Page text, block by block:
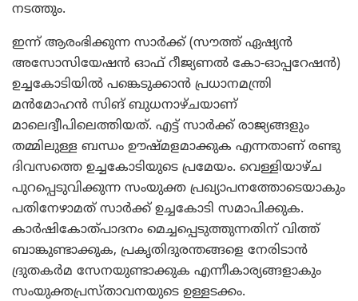
നടത്തും.
ഇന്ന് ആരംഭിക്കുന്ന സാര്‍ക്ക് (സൗത്ത് ഏഷ്യന്‍
അസോസിയേഷന്‍ ഓഫ് റീജ്യണല്‍ കോ-ഓപ്പറേഷന്‍)
ഉച്ചകോടിയില്‍ പങ്കെടുക്കാന്‍ പ്രധാനമന്ത്രി
മന്‍മോഹന്‍ സിങ് ബുധനാഴ്ചയാണ്
മാലെദ്വീപിലെത്തിയത്. എട്ട് സാര്‍ക്ക് രാജ്യങ്ങളും
തമ്മിലുള്ള ബന്ധം ഊഷ്മളമാക്കുക എന്നതാണ് രണ്ടു
ദിവസത്തെ ഉച്ചകോടിയുടെ പ്രമേയം. വെള്ളിയാഴ്ച
പുറപ്പെടുവിക്കുന്ന സംയുക്ത പ്രഖ്യാപനത്തോടെയാകും
പതിനേഴാമത് സാര്‍ക്ക് ഉച്ചകോടി സമാപിക്കുക.
കാര്‍ഷികോത്പാദനം മെച്ചപ്പെടുത്തുന്നതിന് വിത്ത്
ബാങ്കുണ്ടാക്കുക, പ്രകൃതിദുരന്തങ്ങളെ നേരിടാന്‍
ദ്രുതകര്‍മ സേനയുണ്ടാക്കുക എന്നീകാര്യങ്ങളാകും
സംയുക്തപ്രസ്താവനയുടെ ഉള്ളടക്കം.